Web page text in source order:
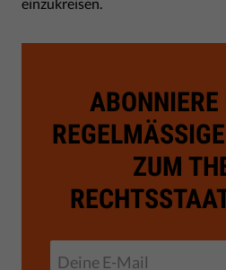
ABONNIERE
UM